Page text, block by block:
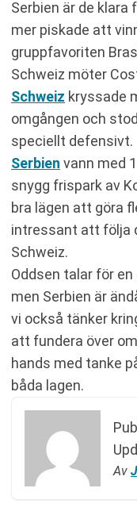
Serbien är de klara
mer piskade att
gruppfavoriten
Schweiz möter
Schweiz kryssade
omgången och
speciellt defensivt.
Serbien vann med
snygg frispark av
bra lägen att göra
intressant att följa
Schweiz.
Oddsen talar för
men Serbien är
vi också tänker
att fundera över
hands med tanke
båda lagen.
Av